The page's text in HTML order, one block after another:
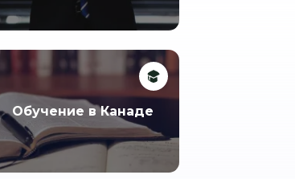
Обучение в Канаде